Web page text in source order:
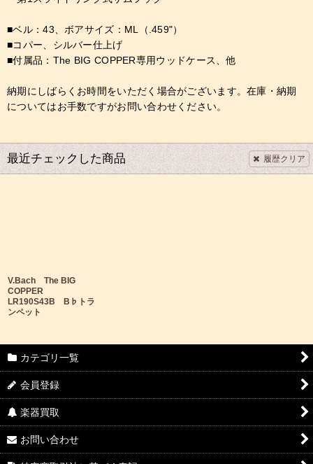
■ベル：43、ボアサイズ：ML（.459"）
■コパー、シルバー仕上げ
■付属品：The BIG COPPER専用ウッドケース、他
納期にしばらくお時間をいただく場合がございます。在庫・納期
についてはお手数ですがお問い合わせください。
最近チェックした商品 履歴クリア
V.Bach The BIG
COPPER
LR190S43B B♭トラ
ンペット
カテゴリ一覧
会員登録
楽器買取
お問い合わせ